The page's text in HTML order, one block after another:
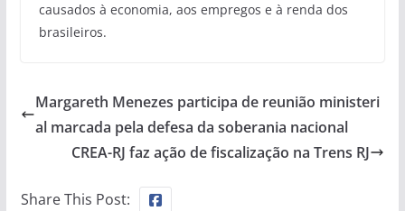
causados à economia, aos empregos e à renda dos
brasileiros.
Margareth Menezes participa de reunião ministeri
al marcada pela defesa da soberania nacional
CREA-RJ faz ação de fiscalização na Trens RJ
Share This Post: